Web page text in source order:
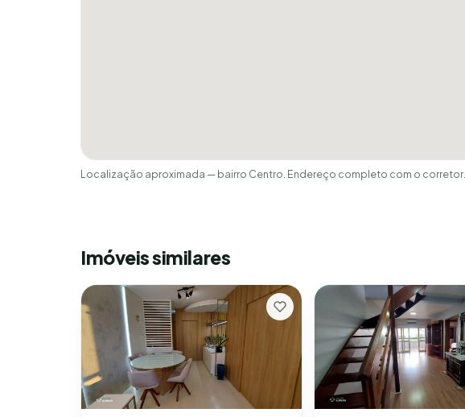
Localização aproximada — bairro Centro. Endereço completo com o corretor.
Imóveis similares